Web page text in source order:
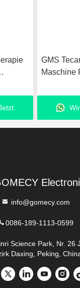
GMS
Maschine
Abnehmen
info@gomecy.com
0086-189-1113-0599
Science Park, Nr. 26
Daxing, Peking,